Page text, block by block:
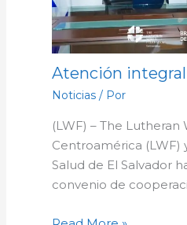
Atención
Noticias/ Por
(LWF) – The
Centroamérica (LWF)
Salud de El Salvador
convenio de